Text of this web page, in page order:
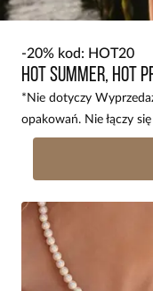
HOT SUMMER, HOT
-20% kod: HOT20
*Nie dotyczy
opakowań. Nie łączy